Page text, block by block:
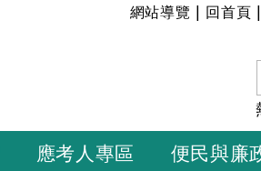
:::
網站導覽 回首頁
應考人專區 便民與廉